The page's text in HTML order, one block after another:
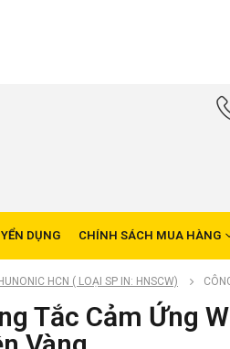
DỤNG CHÍNH SÁCH MUA HÀNG
HCN ( LOẠI SP IN: HNSCW)
Tắc Cảm Ứng